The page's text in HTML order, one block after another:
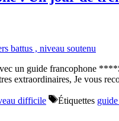
un guide
extraordinaires, Je vous
difficile Étiquettes